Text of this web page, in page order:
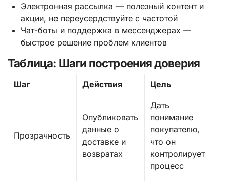
Электронная рассылка — полезный контент и
акции, не переусердствуйте с частотой
Чат-боты и поддержка в мессенджерах —
быстрое решение проблем клиентов
Таблица: Шаги построения доверия
Шаг Действия Цель
Прозрачность
Опубликовать
данные о
доставке и
возвратах
Дать
понимание
покупателю,
что он
контролирует
процесс